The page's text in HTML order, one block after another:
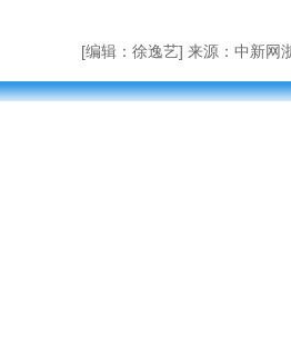
[编辑：徐逸艺] 来源：中新网